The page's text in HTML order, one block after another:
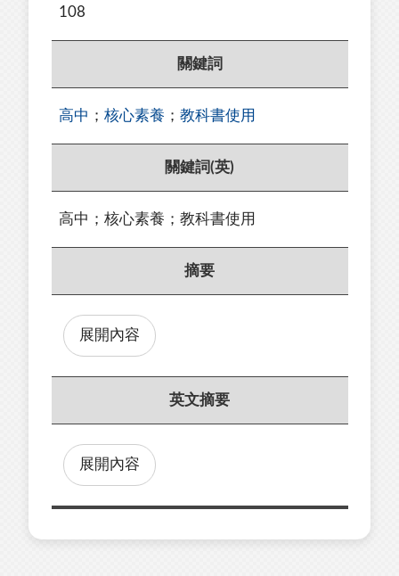
108
關鍵詞
高中 ； 核心素養 ； 教科書使用
關鍵詞(英)
高中；核心素養；教科書使用
摘要
展開內容
英文摘要
展開內容